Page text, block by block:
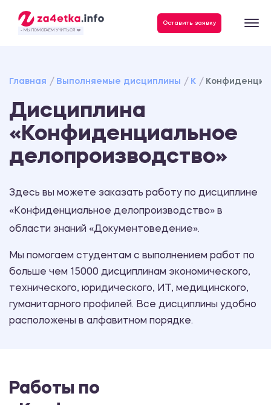
- МЫ ПОМОГАЕМ УЧИТЬСЯ ❤️
Оставить заявку
Главная Выполняемые дисциплины К
Дисциплина
«Конфиденциальное
делопроизводство»
Здесь вы можете заказать работу по дисциплине
«Конфиденциальное делопроизводство» в
области знаний «Документоведение».
Мы помогаем студентам с выполнением работ по
больше чем 15000 дисциплинам экономического,
технического, юридического, ИТ, медицинского,
гуманитарного профилей. Все дисциплины удобно
расположены в алфавитном порядке.
Работы по